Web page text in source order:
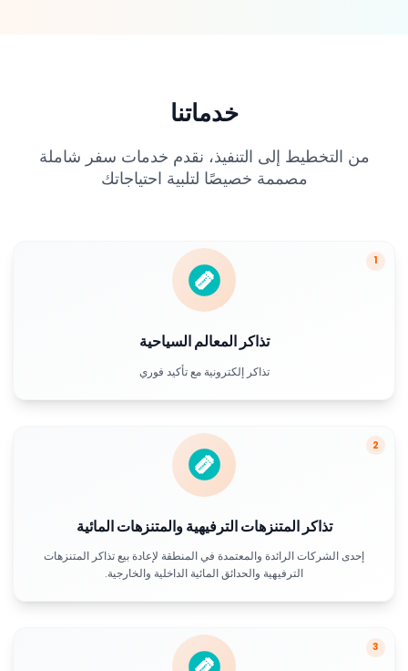
خدماتنا
من التخطيط إلى التنفيذ، نقدم خدمات سفر شاملة
مصممة خصيصًا لتلبية احتياجاتك
تذاكر المعالم السياحية
تذاكر إلكترونية مع تأكيد فوري
1
تذاكر المتنزهات الترفيهية والمتنزهات المائية
إحدى الشركات الرائدة والمعتمدة في المنطقة لإعادة بيع تذاكر المتنزهات
الترفيهية والحدائق المائية الداخلية والخارجية.
2
3